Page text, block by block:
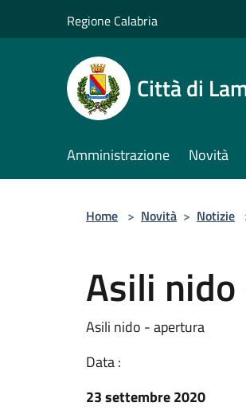
Regione Calabria
Città di
Amministrazione Novità
Home > Novità > Notizie
Asili
Asili nido - apertura
Data :
23 settembre 2020